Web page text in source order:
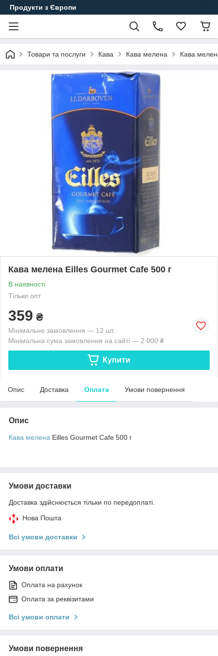
Продукти з Європи
Товари та послуги Кава Кава мелена Кава
Кава мелена Eilles Gourmet Cafe 500 г
В наявності
Тільки опт
359 ₴
Мінімальне замовлення — 12 шт.
Мінімальна сума замовлення на сайті — 2 000 ₴
Купити
Опис Доставка Оплата Умови повернення
Опис
Кава мелена Eilles Gourmet Cafe 500 г
Умови доставки
Доставка здійснюється тільки по передоплаті.
Нова Пошта
Всі умови доставки
Умови оплати
Оплата на рахунок
Оплата за реквізитами
Всі умови оплати
Умови повернення